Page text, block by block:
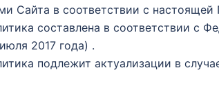
Сайта в соответствии с
составлена в соответствии
2017 года) .
подлежит актуализации в